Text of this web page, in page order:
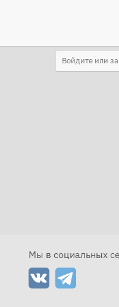
Войдите или
Мы в социальных